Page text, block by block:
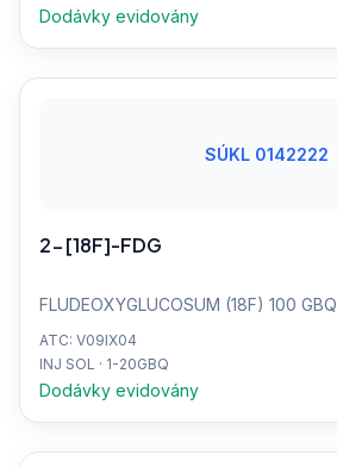
Dodávky evidovány
SÚKL 0142222
2-[18F]-FDG
FLUDEOXYGLUCOSUM (18F) 100 GBQ
ATC: V09IX04
INJ SOL · 1-20GBQ
Dodávky evidovány